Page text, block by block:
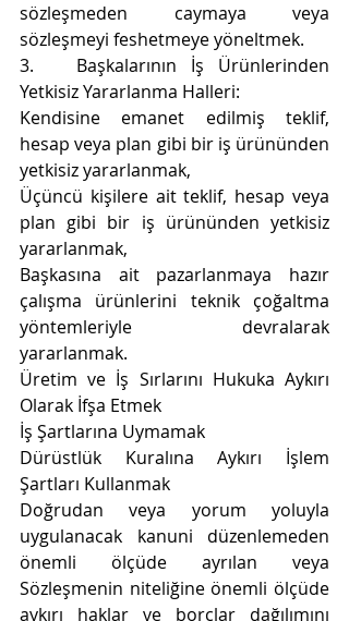
sözleşmeden caymaya veya
sözleşmeyi feshetmeye yöneltmek.
3. Başkalarının İş Ürünlerinden
Yetkisiz Yararlanma Halleri:
Kendisine emanet edilmiş teklif,
hesap veya plan gibi bir iş ürününden
yetkisiz yararlanmak,
Üçüncü kişilere ait teklif, hesap veya
plan gibi bir iş ürününden yetkisiz
yararlanmak,
Başkasına ait pazarlanmaya hazır
çalışma ürünlerini teknik çoğaltma
yöntemleriyle devralarak
yararlanmak.
Üretim ve İş Sırlarını Hukuka Aykırı
Olarak İfşa Etmek
İş Şartlarına Uymamak
Dürüstlük Kuralına Aykırı İşlem
Şartları Kullanmak
Doğrudan veya yorum yoluyla
uygulanacak kanuni düzenlemeden
önemli ölçüde ayrılan veya
Sözleşmenin niteliğine önemli ölçüde
aykırı haklar ve borçlar dağılımını